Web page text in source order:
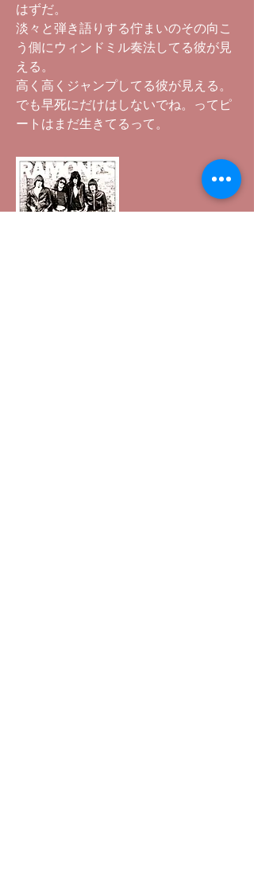
はずだ。
淡々と弾き語りする佇まいのその向こ
う側にウィンドミル奏法してる彼が見
える。
高く高くジャンプしてる彼が見える。
でも早死にだけはしないでね。ってピ
ートはまだ生きてるって。